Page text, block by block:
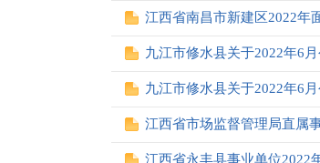
江西省南昌市新建区2022年
九江市修水县关于2022年6
九江市修水县关于2022年6
江西省市场监督管理局直属
江西省永丰县事业单位2022